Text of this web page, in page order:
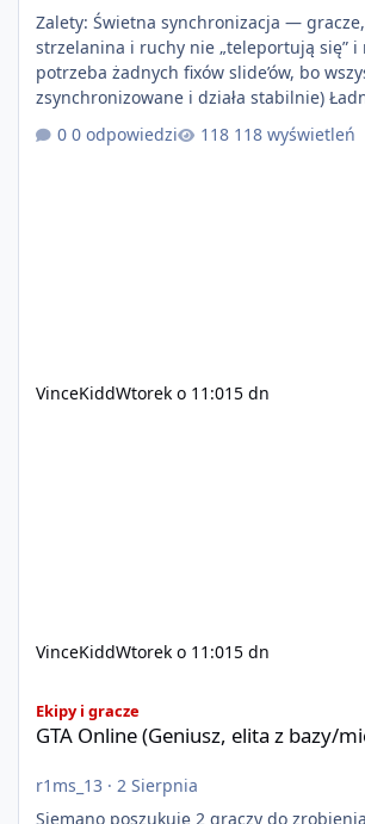
Zalety: Świetna synchronizacja —
strzelanina i ruchy nie „teleportują się”
potrzeba żadnych fixów slide’ów, bo
zsynchronizowane i działa stabilnie) Ładne wejście do gry
+ solidny antycheat na poziomie multiplayera
pisanie własnych modów i skryptów
0 odpowiedzi 118 wyświetleń
VinceKiddWtorek o 11:015 dn
VinceKiddWtorek o 11:015 dn
Ekipy i gracze
GTA Online (Geniusz, elita z bazy/
r1ms_13 · 2 Sierpnia
Siemano poszukuję 2 graczy do